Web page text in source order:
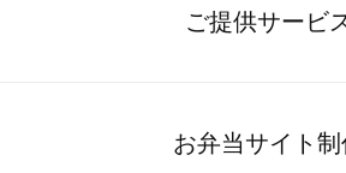
ご提供サービ
お弁当サイト制